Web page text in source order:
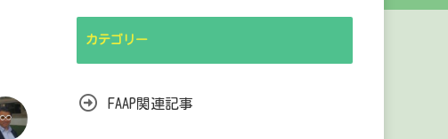
カテゴリー
FAAP関連記事